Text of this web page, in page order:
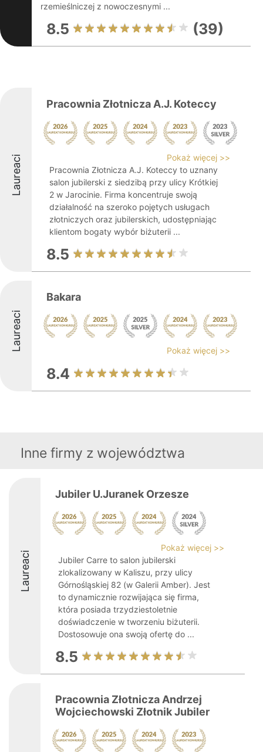
rzemieślniczej z nowoczesnymi ...
8.5 (39)
Laureaci
Pracownia Złotnicza A.J. Koteccy
Pokaż więcej >>
Pracownia Złotnicza A.J. Koteccy to uznany
salon jubilerski z siedzibą przy ulicy Krótkiej
2 w Jarocinie. Firma koncentruje swoją
działalność na szeroko pojętych usługach
złotniczych oraz jubilerskich, udostępniając
klientom bogaty wybór biżuterii ...
8.5
Laureaci
Bakara
Pokaż więcej >>
8.4
Inne firmy z województwa
Laureaci
Jubiler U.Juranek Orzesze
Pokaż więcej >>
Jubiler Carre to salon jubilerski
zlokalizowany w Kaliszu, przy ulicy
Górnośląskiej 82 (w Galerii Amber). Jest
to dynamicznie rozwijająca się firma,
która posiada trzydziestoletnie
doświadczenie w tworzeniu biżuterii.
Dostosowuje ona swoją ofertę do ...
8.5
Pracownia Złotnicza Andrzej
Wojciechowski Złotnik Jubiler